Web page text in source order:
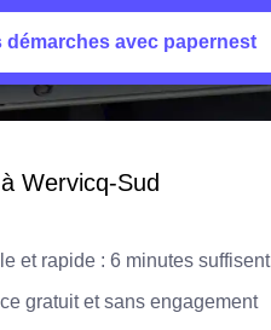
démarches avec papernest
Wervicq-Sud
et rapide : 6 minutes suffisent
gratuit et sans engagement